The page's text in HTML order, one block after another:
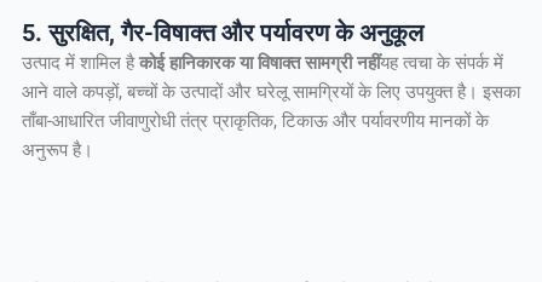
5. सुरक्षित, गैर-विषाक्त और पर्यावरण के अनुकूल
उत्पाद में शामिल हैकोई हानिकारक या विषाक्त सामग्री नहींयह त्वचा के संपर्क में
आने वाले कपड़ों, बच्चों के उत्पादों और घरेलू सामग्रियों के लिए उपयुक्त है। इसका
ताँबा-आधारित जीवाणुरोधी तंत्र प्राकृतिक, टिकाऊ और पर्यावरणीय मानकों के
अनुरूप है।